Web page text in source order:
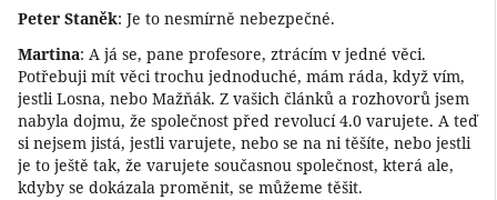
Peter Staněk: Je to nesmírně nebezpečné.
Martina: A já se, pane profesore, ztrácím v jedné věci.
Potřebuji mít věci trochu jednoduché, mám ráda, když vím,
jestli Losna, nebo Mažňák. Z vašich článků a rozhovorů jsem
nabyla dojmu, že společnost před revolucí 4.0 varujete. A teď
si nejsem jistá, jestli varujete, nebo se na ni těšíte, nebo jestli
je to ještě tak, že varujete současnou společnost, která ale,
kdyby se dokázala proměnit, se můžeme těšit.